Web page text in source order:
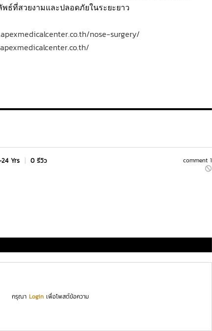
ธ์ที่สวยงามและปลอดภัยในระยะยาว
nose-surgery/
comment 1
Yrs | 0 รีวิว
กรุณา Loginเพื่อโพสต์ข้อความ